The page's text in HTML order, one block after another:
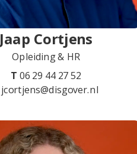
Jaap Cortjens
Opleiding & HR
T 06 29 44 27 52
jcortjens@disgover.nl